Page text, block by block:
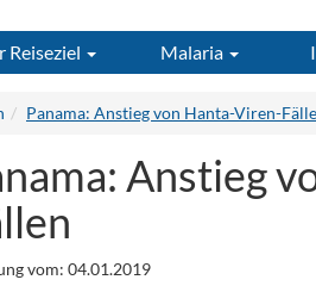
Reiseziel Malaria
Panama: Anstieg von Hanta-Viren-
Anstieg
vom: 04.01.2019